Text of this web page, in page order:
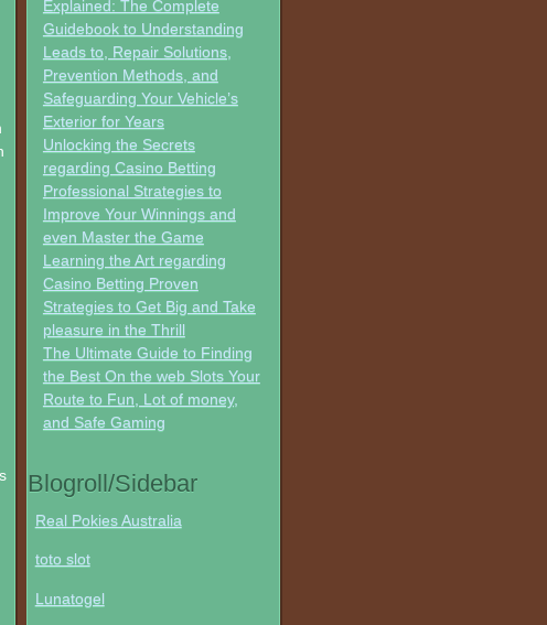
Explained: The Complete
Guidebook to Understanding
Leads to, Repair Solutions,
Prevention Methods, and
Safeguarding Your Vehicle’s
Exterior for Years
Unlocking the Secrets
regarding Casino Betting
Professional Strategies to
Improve Your Winnings and
even Master the Game
Learning the Art regarding
Casino Betting Proven
Strategies to Get Big and Take
pleasure in the Thrill
The Ultimate Guide to Finding
the Best On the web Slots Your
Route to Fun, Lot of money,
and Safe Gaming
Blogroll/Sidebar
Real Pokies Australia
toto slot
Lunatogel